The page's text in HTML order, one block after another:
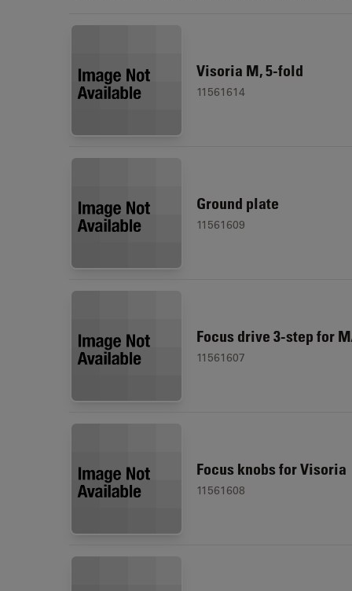
Visoria M, 5-fold
11561614
Ground plate
11561609
Focus drive 3-step for
11561607
Focus knobs for Visoria
11561608